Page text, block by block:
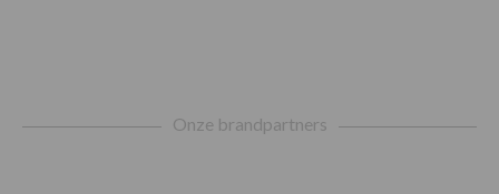
Onze brandpartners